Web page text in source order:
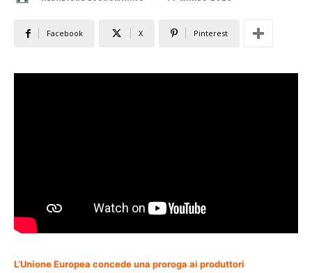
Facebook X Pinterest
L’Unione Europea concede una proroga ai produttori